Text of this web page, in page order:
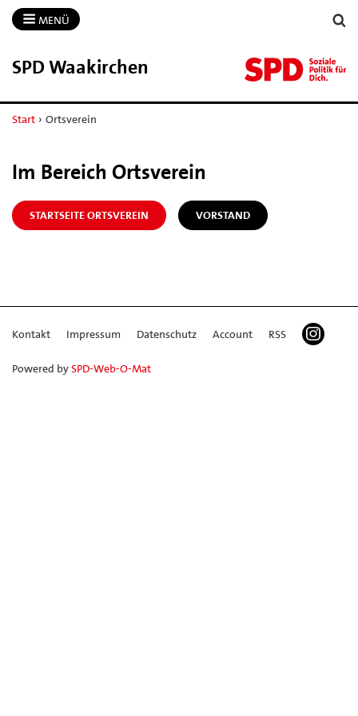
MENÜ
SPD Waakirchen
Start › Ortsverein
Im Bereich Ortsverein
STARTSEITE ORTSVEREIN VORSTAND
Kontakt Impressum Datenschutz Account RSS
Powered bySPD-Web-O-Mat